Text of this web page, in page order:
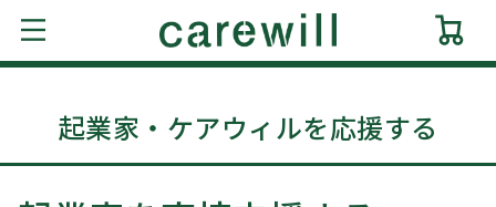
ンツに
進む
ー
ト
商品情
起業家・ケアウィルを応援する